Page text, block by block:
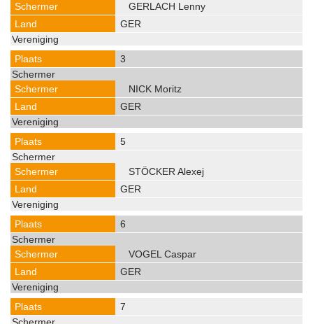
GERLACH Lenny
GER
3
NICK Moritz
GER
5
STÖCKER Alexej
GER
6
VOGEL Caspar
GER
7